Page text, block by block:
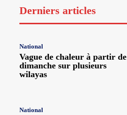
Derniers articles
National
Vague de chaleur à partir de
dimanche sur plusieurs
wilayas
National